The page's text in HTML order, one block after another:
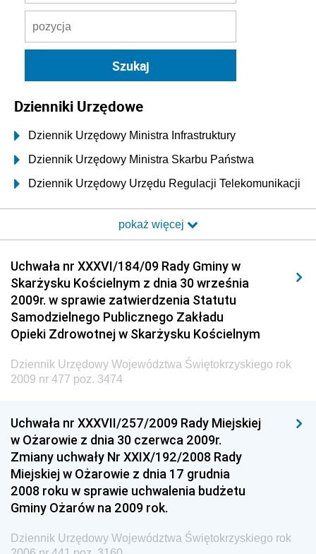
Dzienniki Urzędowe
Dziennik Urzędowy Ministra Infrastruktury
Dziennik Urzędowy Ministra Skarbu Państwa
Dziennik Urzędowy Urzędu Regulacji Telekomunikacji
Dziennik Urzędowy Ministra Transportu i Budownictwa
Elektronicznej
Dziennik Urzędowy Ministra Spraw Wewnętrznych i
Administracji
Dziennik Urzędowy Ministra Transportu
Dziennik Urzędowy Ministra Budownictwa
Dziennik Urzędowy Ministra Nauki i Szkolnictwa
Dziennik Urzędowy Głównego Urzędu Miar
Dziennik Urzędowy Ministra Rolnictwa i Rozwoju Wsi
Dziennik Urzędowy Ministra Edukacji Narodowej i
Sportu
Dziennik Urzędowy Ministra Edukacji i Nauki
Dziennik Urzędowy Ministra Edukacji Narodowej
pokaż więcej
Uchwała nr XXXVI/184/09 Rady Gminy w
Skarżysku Kościelnym z dnia 30 września
2009r. w sprawie zatwierdzenia Statutu
Samodzielnego Publicznego Zakładu
Opieki Zdrowotnej w Skarżysku Kościelnym
Dziennik Urzędowy Województwa Świętokrzyskiego rok
2009 nr 477 poz. 3474
Uchwała nr XXXVII/257/2009 Rady Miejskiej
w Ożarowie z dnia 30 czerwca 2009r.
Zmiany uchwały Nr XXIX/192/2008 Rady
Miejskiej w Ożarowie z dnia 17 grudnia
2008 roku w sprawie uchwalenia budżetu
Gminy Ożarów na 2009 rok.
Dziennik Urzędowy Województwa Świętokrzyskiego rok